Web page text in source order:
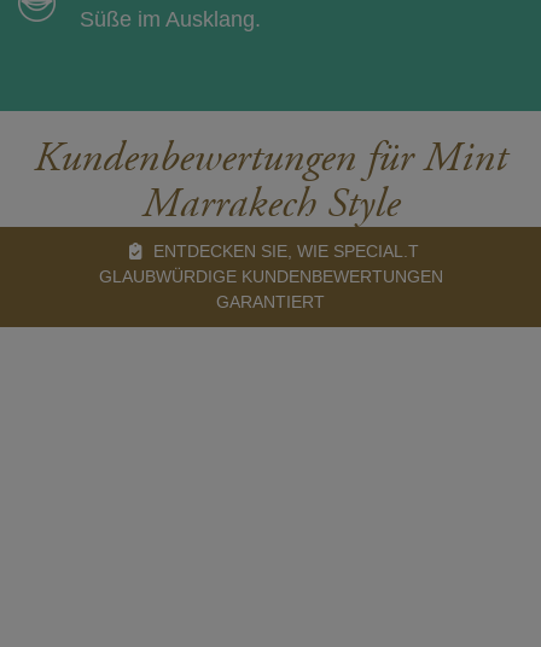
Süße im Ausklang.
Kundenbewertungen für Mint
Marrakech Style
ENTDECKEN SIE, WIE SPECIAL.T
GLAUBWÜRDIGE KUNDENBEWERTUNGEN
GARANTIERT